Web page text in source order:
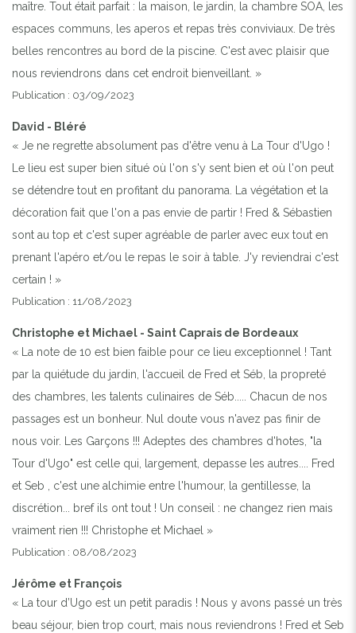
maître. Tout était parfait : la maison, le jardin, la chambre SOA, les
espaces communs, les aperos et repas très conviviaux. De très
belles rencontres au bord de la piscine. C'est avec plaisir que
nous reviendrons dans cet endroit bienveillant. »
Publication : 03/09/2023
David - Bléré
« Je ne regrette absolument pas d'être venu à La Tour d'Ugo !
Le lieu est super bien situé où l'on s'y sent bien et où l'on peut
se détendre tout en profitant du panorama. La végétation et la
décoration fait que l'on a pas envie de partir ! Fred & Sébastien
sont au top et c'est super agréable de parler avec eux tout en
prenant l'apéro et/ou le repas le soir à table. J'y reviendrai c'est
certain ! »
Publication : 11/08/2023
Christophe et Michael - Saint Caprais de Bordeaux
« La note de 10 est bien faible pour ce lieu exceptionnel ! Tant
par la quiétude du jardin, l'accueil de Fred et Séb, la propreté
des chambres, les talents culinaires de Séb..... Chacun de nos
passages est un bonheur. Nul doute vous n'avez pas finir de
nous voir. Les Garçons !!! Adeptes des chambres d'hotes, "la
Tour d'Ugo" est celle qui, largement, depasse les autres.... Fred
et Seb , c'est une alchimie entre l'humour, la gentillesse, la
discrétion... bref ils ont tout ! Un conseil : ne changez rien mais
vraiment rien !!! Christophe et Michael »
Publication : 08/08/2023
Jérôme et François
« La tour d’Ugo est un petit paradis ! Nous y avons passé un très
beau séjour, bien trop court, mais nous reviendrons ! Fred et Seb